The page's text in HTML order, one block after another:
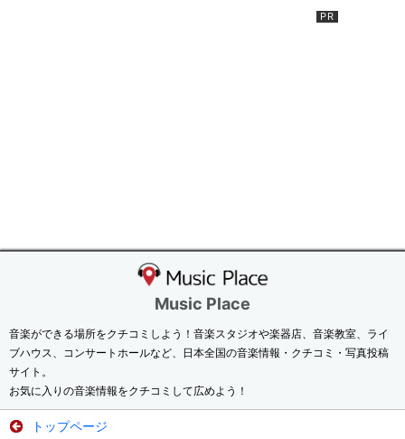
Music Place
音楽ができる場所をクチコミしよう！音楽スタジオや楽器店、音楽教室、ライ
ブハウス、コンサートホールなど、日本全国の音楽情報・クチコミ・写真投稿
サイト。
お気に入りの音楽情報をクチコミして広めよう！
トップページ